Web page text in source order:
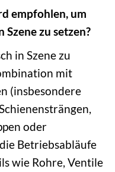
empfohlen, um
zu setzen?
in Szene zu
mit
(insbesondere
oder
Betriebsabläufe
wie Rohre, Ventile